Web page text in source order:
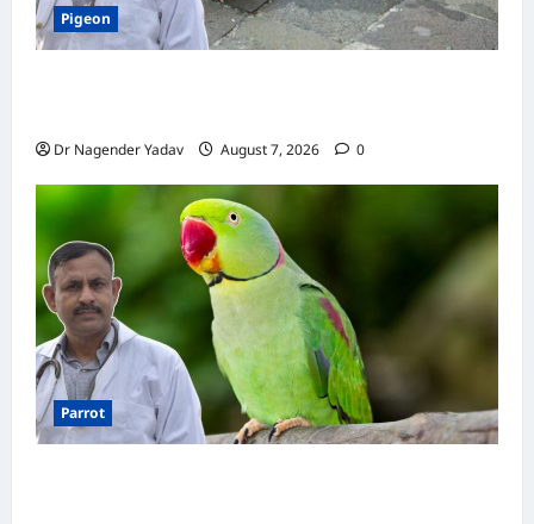
Pigeon
Dr Nagender Yadav August 7, 2026 0
Parrot